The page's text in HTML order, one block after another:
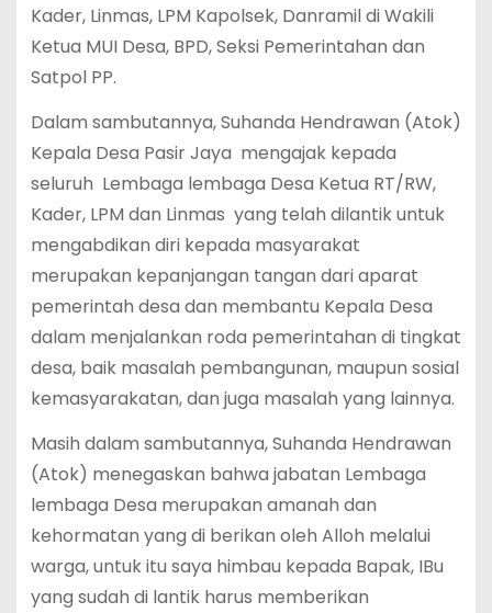
Kader, Linmas, LPM Kapolsek, Danramil di Wakili
Ketua MUI Desa, BPD, Seksi Pemerintahan dan
Satpol PP.
Dalam sambutannya, Suhanda Hendrawan (Atok)
Kepala Desa Pasir Jaya mengajak kepada
seluruh Lembaga lembaga Desa Ketua RT/RW,
Kader, LPM dan Linmas yang telah dilantik untuk
mengabdikan diri kepada masyarakat
merupakan kepanjangan tangan dari aparat
pemerintah desa dan membantu Kepala Desa
dalam menjalankan roda pemerintahan di tingkat
desa, baik masalah pembangunan, maupun sosial
kemasyarakatan, dan juga masalah yang lainnya.
Masih dalam sambutannya, Suhanda Hendrawan
(Atok) menegaskan bahwa jabatan Lembaga
lembaga Desa merupakan amanah dan
kehormatan yang di berikan oleh Alloh melalui
warga, untuk itu saya himbau kepada Bapak, IBu
yang sudah di lantik harus memberikan